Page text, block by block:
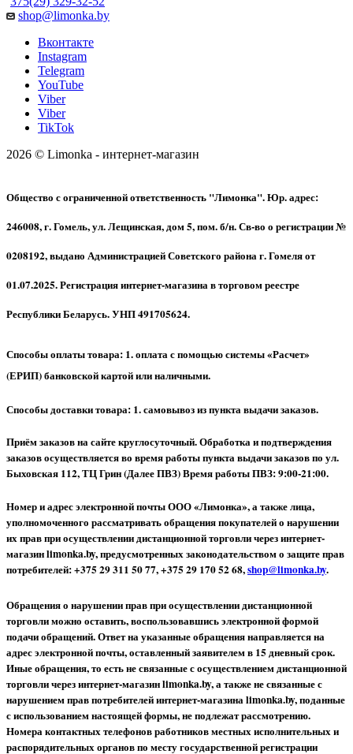
shop@limonka.by
Вконтакте
Instagram
Telegram
YouTube
Viber
Viber
TikTok
2026 © Limonka - интернет-магазин
Общество с ограниченной ответственность "Лимонка". Юр. адрес:
246008, г. Гомель, ул. Лещинская, дом 5, пом. б/н. Св-во о регистрации №
0208192, выдано Администрацией Советского района г. Гомеля от
01.07.2025. Регистрация интернет-магазина в торговом реестре
Республики Беларусь. УНП 491705624.
Способы оплаты товара: 1. оплата с помощью системы «Расчет»
(ЕРИП) банковской картой или наличными.
Способы доставки товара: 1. самовывоз из пункта выдачи заказов.
Приём заказов на сайте круглосуточный. Обработка и подтверждения
заказов осуществляется во время работы пункта выдачи заказов по ул.
Быховская 112, ТЦ Грин (Далее ПВЗ) Время работы ПВЗ: 9:00-21:00.
Номер и адрес электронной почты ООО «Лимонка», а также лица,
уполномоченного рассматривать обращения покупателей о нарушении
их прав при осуществлении дистанционной торговли через интернет-
магазин limonka.by, предусмотренных законодательством о защите прав
потребителей: +375 29 311 50 77, +375 29 170 52 68,shop@limonka.by.
Обращения о нарушении прав при осуществлении дистанционной
торговли можно оставить, воспользовавшись электронной формой
подачи обращений. Ответ на указанные обращения направляется на
адрес электронной почты, оставленный заявителем в 15 дневный срок.
Иные обращения, то есть не связанные с осуществлением дистанционной
торговли через интернет-магазин limonka.by, а также не связанные с
нарушением прав потребителей интернет-магазина limonka.by, поданные
с использованием настоящей формы, не подлежат рассмотрению.
Номера контактных телефонов работников местных исполнительных и
распорядительных органов по месту государственной регистрации